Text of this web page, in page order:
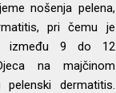
nošenja pelena,
pri čemu je
između 9 do 12
na majčinom
dermatitis.